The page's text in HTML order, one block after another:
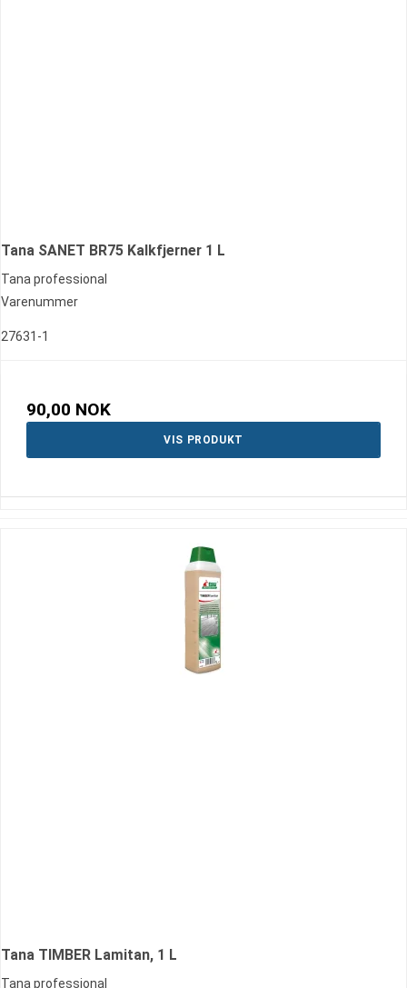
Tana SANET BR75 Kalkfjerner 1 L
Tana professional
Varenummer
27631-1
90,00 NOK
VIS PRODUKT
Tana TIMBER Lamitan, 1 L
Tana professional